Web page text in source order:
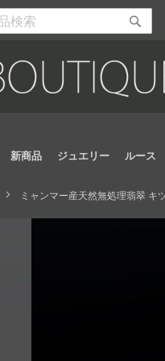
検
始
新商品 ジュエリー ルース
ミャンマー産天然無処理翡翠 キ